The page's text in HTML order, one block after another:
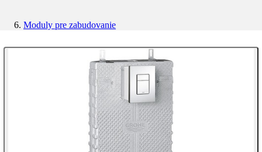
Moduly pre zabudovanie